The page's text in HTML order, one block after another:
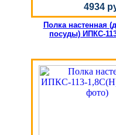
4934
Полка настенная
посуды) ИПКС-